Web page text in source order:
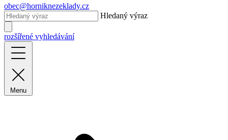
obec@horniknezeklady.cz
Hledaný výraz
rozšířené vyhledávání
Menu